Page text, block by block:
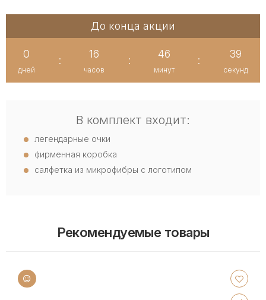
До конца акции
0
дней
:
16
часов
:
46
минут
:
39
секунд
В комплект входит:
легендарные очки
фирменная коробка
салфетка из микрофибры с логотипом
Рекомендуемые товары